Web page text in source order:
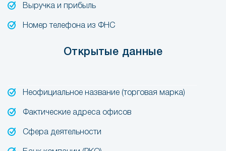
Выручка и прибыль
Номер телефона из ФНС
Открытые данные
Неофициальное название (торговая марка)
Фактические адреса офисов
Сфера деятельности